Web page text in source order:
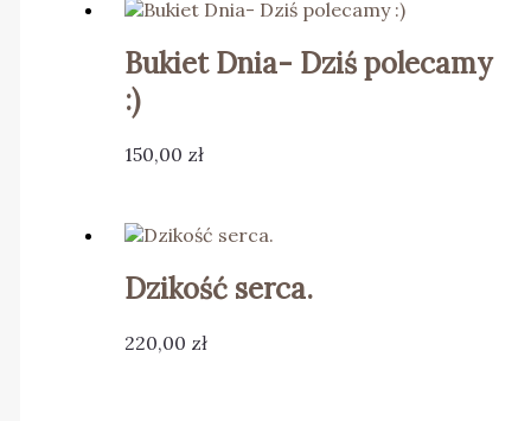
Bukiet Dnia- Dziś polecamy
:)
150,00 zł
Dzikość serca.
220,00 zł